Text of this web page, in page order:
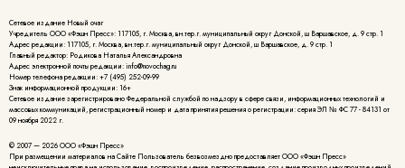
Сетевое издание Новый очаг
Учредитель ООО «Фэшн Пресс»: 117105, г. Москва, вн.тер.г. муниципальный округ Донской, ш Варшавское, д. 9 стр. 1
Адрес редакции: 117105, г. Москва, вн.тер.г. муниципальный округ Донской, ш Варшавское, д. 9 стр. 1
Главный редактор: Родикова Наталья Александровна
Адрес электронной почты редакции: info@novochag.ru
Номер телефона редакции: +7 (495) 252-09-99
Знак информационной продукции: 16+
Cетевое издание зарегистрировано Федеральной службой по надзору в сфере связи, информационных технологий и
массовых коммуникаций, регистрационный номер и дата принятия решения о регистрации: серия ЭЛ № ФС 77 - 84131 от
09 ноября 2022 г.
© 2007 — 2026 ООО «Фэшн Пресс»
При размещении материалов на Сайте Пользователь безвозмездно предоставляет ООО «Фэшн Пресс»